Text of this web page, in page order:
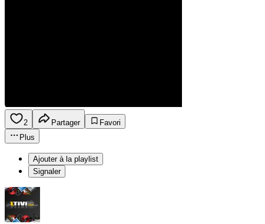
2 Partager
Favori
Plus
Ajouter à la playlist
Signaler